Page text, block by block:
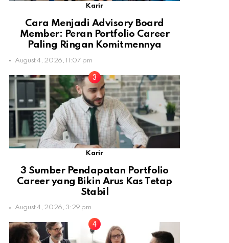
Karir
Cara Menjadi Advisory Board
Member: Peran Portfolio Career
Paling Ringan Komitmennya
August 4, 2026, 11:07 pm
Karir
3 Sumber Pendapatan Portfolio
Career yang Bikin Arus Kas Tetap
Stabil
August 4, 2026, 3:29 pm